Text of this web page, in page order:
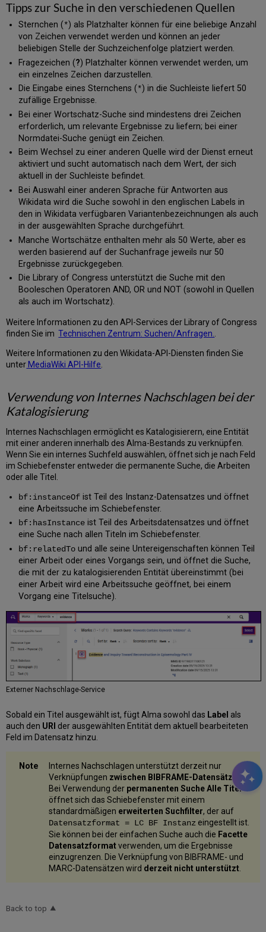
Tipps zur Suche in den verschiedenen Quellen
Sternchen (*) als Platzhalter können für eine beliebige Anzahl
von Zeichen verwendet werden und können an jeder
beliebigen Stelle der Suchzeichenfolge platziert werden.
Fragezeichen (?) Platzhalter können verwendet werden, um
ein einzelnes Zeichen darzustellen.
Die Eingabe eines Sternchens (*) in die Suchleiste liefert 50
zufällige Ergebnisse.
Bei einer Wortschatz-Suche sind mindestens drei Zeichen
erforderlich, um relevante Ergebnisse zu liefern; bei einer
Normdatei-Suche genügt ein Zeichen.
Beim Wechsel zu einer anderen Quelle wird der Dienst erneut
aktiviert und sucht automatisch nach dem Wert, der sich
aktuell in der Suchleiste befindet.
Bei Auswahl einer anderen Sprache für Antworten aus
Wikidata wird die Suche sowohl in den englischen Labels in
den in Wikidata verfügbaren Variantenbezeichnungen als auch
in der ausgewählten Sprache durchgeführt.
Manche Wortschätze enthalten mehr als 50 Werte, aber es
werden basierend auf der Suchanfrage jeweils nur 50
Ergebnisse zurückgegeben.
Die Library of Congress unterstützt die Suche mit den
Booleschen Operatoren AND, OR und NOT (sowohl in Quellen
als auch im Wortschatz).
Weitere Informationen zu den API-Services der Library of Congress
finden Sie im Technischen Zentrum: Suchen/Anfragen.
Weitere Informationen zu den Wikidata-API-Diensten finden Sie
unterMediaWiki API-Hilfe
Verwendung von Internes Nachschlagen bei der
Katalogisierung
Internes Nachschlagen ermöglicht es Katalogisierern, eine Entität
mit einer anderen innerhalb des Alma-Bestands zu verknüpfen.
Wenn Sie ein internes Suchfeld auswählen, öffnet sich je nach Feld
im Schiebefenster entweder die permanente Suche, die Arbeiten
oder alle Titel.
bf:instanceOfist Teil des Instanz-Datensatzes und öffnet
eine Arbeitssuche im Schiebefenster.
bf:hasInstanceist Teil des Arbeitsdatensatzes und öffnet
eine Suche nach allen Titeln im Schiebefenster.
bf:relatedTound alle seine Untereigenschaften können Teil
einer Arbeit oder eines Vorgangs sein, und öffnet die Suche,
die mit der zu katalogisierenden Entität übereinstimmt (bei
einer Arbeit wird eine Arbeitssuche geöffnet, bei einem
Vorgang eine Titelsuche).
Externer Nachschlage-Service
Sobald ein Titel ausgewählt ist, fügt Alma sowohl das Label als
auch den URI der ausgewählten Entität dem aktuell bearbeiteten
Feld im Datensatz hinzu.
Internes Nachschlagen unterstützt derzeit nur
Verknüpfungen zwischen BIBFRAME-Datensätzen..
Bei Verwendung der permanenten Suche Alle Titel
öffnet sich das Schiebefenster mit einem
standardmäßigen erweiterten Suchfilter, der auf
Datensatzformat = LC BF Instanz eingestellt ist.
Sie können bei der einfachen Suche auch die Facette
Datensatzformatverwenden, um die Ergebnisse
einzugrenzen. Die Verknüpfung von BIBFRAME- und
MARC-Datensätzen wird derzeit nicht unterstützt
Back to top